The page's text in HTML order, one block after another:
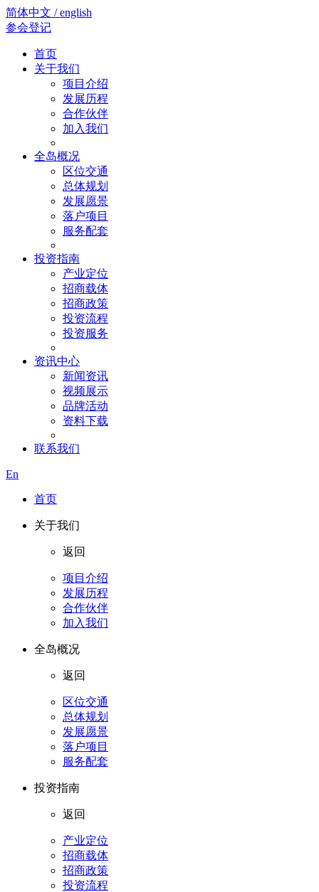
简体中文 / english
参会登记
首页
关于我们
项目介绍
发展历程
合作伙伴
加入我们
全岛概况
区位交通
总体规划
发展愿景
落户项目
服务配套
投资指南
产业定位
招商载体
招商政策
投资流程
投资服务
资讯中心
新闻资讯
视频展示
品牌活动
资料下载
联系我们
En
首页
关于我们
返回
项目介绍
发展历程
合作伙伴
加入我们
全岛概况
返回
区位交通
总体规划
发展愿景
落户项目
服务配套
投资指南
返回
产业定位
招商载体
招商政策
投资流程